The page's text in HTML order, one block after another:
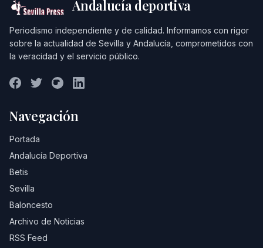
Andalucía deportiva
Periodismo independiente y de calidad. Informamos con rigor
sobre la actualidad de Sevilla y Andalucía, comprometidos con
la veracidad y el servicio público.
Navegación
Portada
Andalucía Deportiva
Betis
Sevilla
Baloncesto
Archivo de Noticias
RSS Feed